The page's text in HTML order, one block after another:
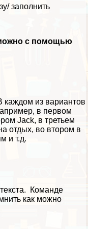
заполнить
с помощью
каждом из вариантов
в первом
Jack, в третьем
отдых, во втором в
и т.д.
Комaнде
как можно